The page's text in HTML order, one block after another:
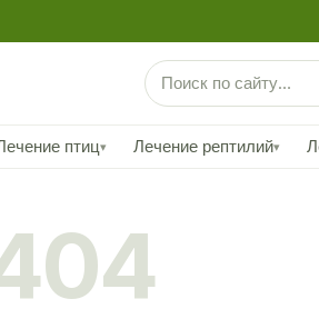
птиц▾ Лечение рептилий▾